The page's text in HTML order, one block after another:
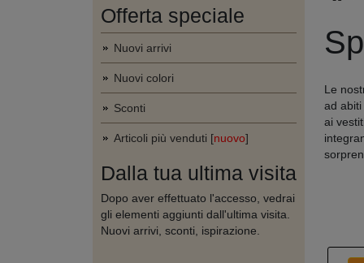
Offerta speciale
Nuovi arrivi
Nuovi colori
Sconti
Articoli più venduti [nuovo]
Dalla tua ultima visita
Dopo aver effettuato l'accesso, vedrai
gli elementi aggiunti dall'ultima visita.
Nuovi arrivi, sconti, ispirazione.
Le
ad
ai